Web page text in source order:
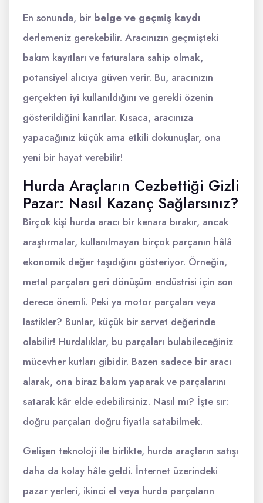
En sonunda, bir belge ve geçmiş kaydı
derlemeniz gerekebilir. Aracınızın geçmişteki
bakım kayıtları ve faturalara sahip olmak,
potansiyel alıcıya güven verir. Bu, aracınızın
gerçekten iyi kullanıldığını ve gerekli özenin
gösterildiğini kanıtlar. Kısaca, aracınıza
yapacağınız küçük ama etkili dokunuşlar, ona
yeni bir hayat verebilir!
Hurda Araçların Cezbettiği Gizli
Pazar: Nasıl Kazanç Sağlarsınız?
Birçok kişi hurda aracı bir kenara bırakır, ancak
araştırmalar, kullanılmayan birçok parçanın hâlâ
ekonomik değer taşıdığını gösteriyor. Örneğin,
metal parçaları geri dönüşüm endüstrisi için son
derece önemli. Peki ya motor parçaları veya
lastikler? Bunlar, küçük bir servet değerinde
olabilir! Hurdalıklar, bu parçaları bulabileceğiniz
mücevher kutları gibidir. Bazen sadece bir aracı
alarak, ona biraz bakım yaparak ve parçalarını
satarak kâr elde edebilirsiniz. Nasıl mı? İşte sır:
doğru parçaları doğru fiyatla satabilmek.
Gelişen teknoloji ile birlikte, hurda araçların satışı
daha da kolay hâle geldi. İnternet üzerindeki
pazar yerleri, ikinci el veya hurda parçaların